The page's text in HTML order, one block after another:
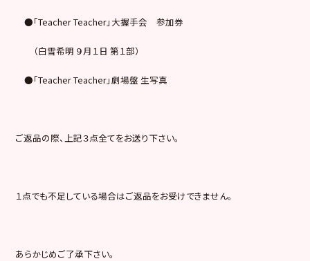
●「Teacher Teacher」大握手会 参加券
（白雪希明 ９月１日 第１部）
●「Teacher Teacher」劇場盤 生写真
ご返品の際、上記３点全てをお送り下さい。
１点でも不足している場合はご返品をお受けできません。
あらかじめご了承下さい。